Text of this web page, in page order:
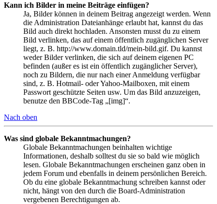
Kann ich Bilder in meine Beiträge einfügen?
Ja, Bilder können in deinem Beitrag angezeigt werden. Wenn
die Administration Dateianhänge erlaubt hat, kannst du das
Bild auch direkt hochladen. Ansonsten musst du zu einem
Bild verlinken, das auf einem öffentlich zugänglichen Server
liegt, z. B. http://www.domain.tld/mein-bild.gif. Du kannst
weder Bilder verlinken, die sich auf deinem eigenen PC
befinden (außer es ist ein öffentlich zugänglicher Server),
noch zu Bildern, die nur nach einer Anmeldung verfügbar
sind, z. B. Hotmail- oder Yahoo-Mailboxen, mit einem
Passwort geschützte Seiten usw. Um das Bild anzuzeigen,
benutze den BBCode-Tag „[img]“.
Nach oben
Was sind globale Bekanntmachungen?
Globale Bekanntmachungen beinhalten wichtige
Informationen, deshalb solltest du sie so bald wie möglich
lesen. Globale Bekanntmachungen erscheinen ganz oben in
jedem Forum und ebenfalls in deinem persönlichen Bereich.
Ob du eine globale Bekanntmachung schreiben kannst oder
nicht, hängt von den durch die Board-Administration
vergebenen Berechtigungen ab.